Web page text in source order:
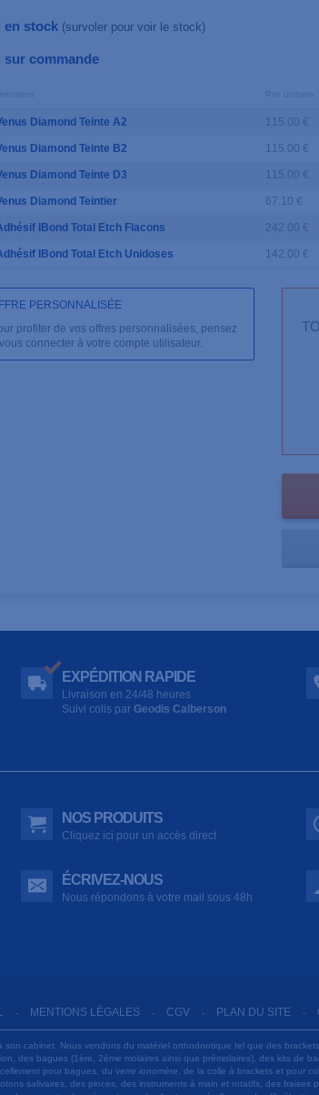
stock (survoler pour voir le stock)
commande
Diamond Teinte A2 115.00 €
Diamond Teinte B2 115.00 €
Diamond Teinte D3 115.00 €
Diamond Teintier 67.10 €
IBond Total Etch Flacons 242.00 €
IBond Total Etch Unidoses 142.00 €
PERSONNALISÉE
profiter de vos offres personnalisées, pensez
connecter à votre compte utilisateur.
EXPÉDITION RAPIDE
Livraison en 24/48 heures
Suivi colis par Geodis Calberson
NOS PRODUITS
Cliquez ici pour un accès direct
ÉCRIVEZ-NOUS
Nous répondons à votre mail sous 48h
- MENTIONS LÉGALES - CGV - PLAN DU SITE -
cabinet. Nous vendons du matériel orthodontique tel que des
des bagues (1ère, 2ème molaires ainsi que prémolaires), des kits de
pour bagues, du verre ionomère, de la colle à brackets et pour
salivaires, des pinces, des instruments à main et rotatifs, des